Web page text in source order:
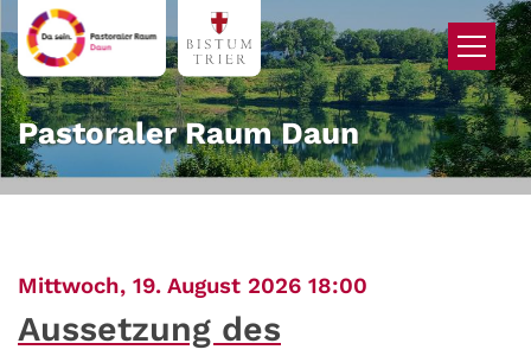
Zum Inhalt springen
Pastoraler Raum Daun
Mittwoch, 19. August 2026 18:00
Aussetzung des